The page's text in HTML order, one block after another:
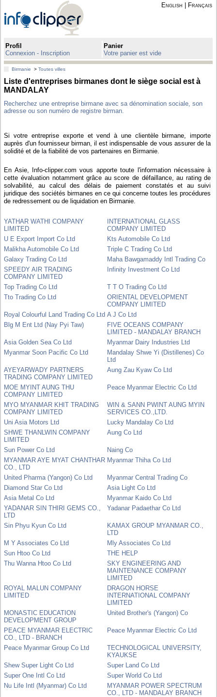
English Français
Profil
Connexion - Inscription
Panier
Votre panier est vide
Birmanie >Toutes villes
Liste d'entreprises birmanes dont le siège social est à
MANDALAY
Recherchez une entreprise birmane avec sa dénomination sociale, son
adresse ou son numéro de registre birman.
Si votre entreprise exporte et vend à une clientèle birmane, importe
auprès d'un fournisseur birman, il est indispensable de vous assurer de la
solidité et de la fiabilité de vos partenaires en Birmanie.
En Asie, Info-clipper.com vous apporte toute l'information nécessaire à
cette évaluation notamment grâce au score de défaillance, au rating de
solvabilité, au calcul des délais de paiement constatés et au suivi
juridique des sociétés birmanes en ce qui concerne toutes les procédures
de redressement ou de liquidation en Birmanie.
YATHAR WATHI COMPANY
LIMITED
INTERNATIONAL GLASS
COMPANY LIMITED
U E Export Import Co Ltd
Kts Automobile Co Ltd
Malikha Automobile Co Ltd
Triple C Trading Co Ltd
Galaxy Trading Co Ltd
Maha Bawgamaddy Intl Trading Co
SPEEDY AIR TRADING
COMPANY LIMITED
Infinity Investment Co Ltd
Top Trading Co Ltd
T T O Trading Co Ltd
Tto Trading Co Ltd
ORIENTAL DEVELOPMENT
COMPANY LIMITED
Royal Colourful Land Trading Co Ltd A J Co Ltd
Blg M Ent Ltd (Nay Pyi Taw)
FIVE OCEANS COMPANY
LIMITED - MANDALAY BRANCH
Asia Golden Sea Co Ltd
Myanmar Dairy Industries Ltd
Myanmar Soon Pacific Co Ltd
Mandalay Shwe Yi (Distillenes) Co
Ltd
AYEYARWADY PARTNERS
TRADING COMPANY LIMITED
Aung Zau Kyaw Co Ltd
MOE MYINT AUNG THU
COMPANY LIMITED
Peace Myanmar Electric Co Ltd
MYO MYANMAR KHIT TRADING
COMPANY LIMITED
WIN & SANN PWINT AUNG MYIN
SERVICES CO.,LTD.
Uni Asia Motors Ltd
Lucky Mandalay Co Ltd
SHWE THANLWIN COMPANY
LIMITED
Aung Co Ltd
Sun Power Co Ltd
Naing Co
MYANMAR AYE MYAT CHANTHAR
CO., LTD
Myanmar Thiha Co Ltd
United Pharma (Yangon) Co Ltd
Myanmar Central Trading Co
Diamond Star Co Ltd
Asia Light Co Ltd
Asia Metal Co Ltd
Myanmar Kaido Co Ltd
YADANAR SIN THIRI GEMS CO.,
LTD
Yadanar Padaethar Co Ltd
Sin Phyu Kyun Co Ltd
KAMAX GROUP MYANMAR CO.,
LTD
M Y Associates Co Ltd
Mly Associates Co Ltd
Sun Htoo Co Ltd
THE HELP
Thu Wanna Htoo Co Ltd
SKY ENGINEERING AND
MAINTENANCE COMPANY
LIMITED
ROYAL MALUN COMPANY
LIMITED
DRAGON HORSE
INTERNATIONAL COMPANY
LIMITED
MONASTIC EDUCATION
DEVELOPMENT GROUP
United Brother's (Yangon) Co
PEACE MYANMAR ELECTRIC
CO., LTD - BRANCH
Peace Myanmar Electric Co Ltd
Peace Myanmar Group Co Ltd
TECHNOLOGICAL UNIVERSITY,
KYAUKSE
Shew Super Light Co Ltd
Super Land Co Ltd
Super One Intl Co Ltd
Super World Co Ltd
Nu Life Intl (Myanmar) Co Ltd
MYANMAR POWER SPECTRUM
CO., LTD - MANDALAY BRANCH